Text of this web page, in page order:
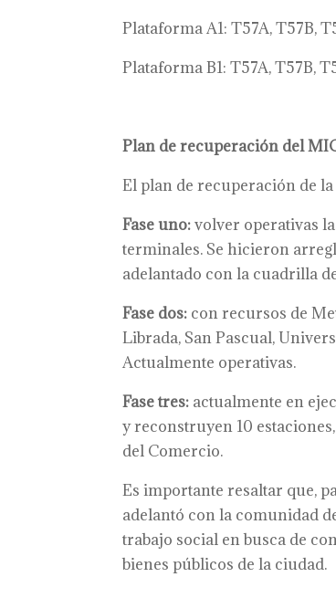
Plataforma A1:T57A, T57B,
Plataforma B1: T57A, T57B,
Plan de recuperación del
El plan de recuperación de
Fase uno:volver operativas
terminales. Se hicieron
adelantado con la cuadrilla
Fase dos: con recursos de
Librada, San Pascual,
Actualmente operativas.
Fase tres: actualmente en
y reconstruyen 10
del Comercio.
Es importante resaltar que,
adelantó con la comunidad
trabajo social en busca de
bienes públicos de la ciudad.